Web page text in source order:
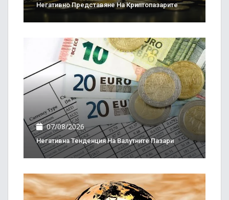
Негативно Представяне На Криптопазарите
07/08/2026
Негативна Тенденция На Валутните Пазари